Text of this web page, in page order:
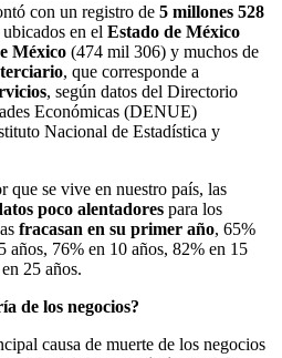
con un registro de 5 millones 528
en el Estado de México
México (474 mil 306) y muchos de
, que corresponde a
, según datos del Directorio
Económicas (DENUE)
Nacional de Estadística y
que se vive en nuestro país, las
poco alentadores para los
fracasan en su primer año, 65%
años, 76% en 10 años, 82% en 15
25 años.
de los negocios?
causa de muerte de los negocios